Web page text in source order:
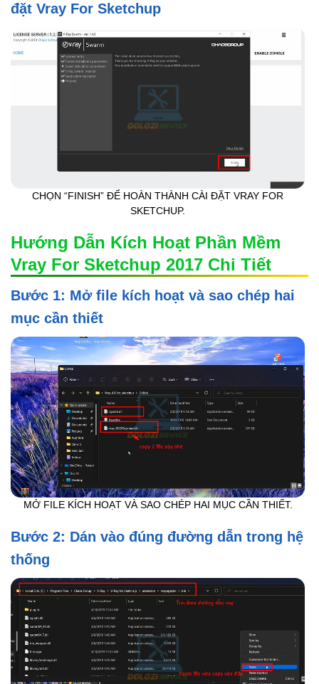
đặt Vray For Sketchup
CHỌN “FINISH” ĐỂ HOÀN THÀNH CÀI ĐẶT VRAY FOR
SKETCHUP.
Hướng Dẫn Kích Hoạt Phần Mềm
Vray For Sketchup 2017 Chi Tiết
Bước 1: Mở file kích hoạt và sao chép hai
mục cần thiết
MỞ FILE KÍCH HOẠT VÀ SAO CHÉP HAI MỤC CẦN THIẾT.
Bước 2: Dán vào đúng đường dẫn trong hệ
thống